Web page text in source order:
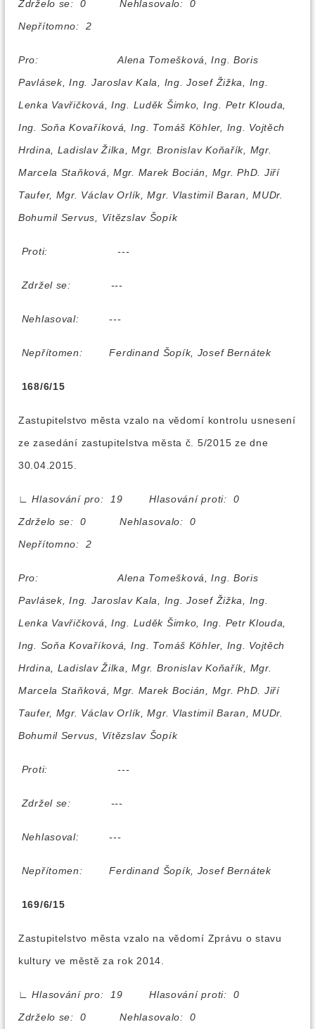
Zdrželo se: 0 Nehlasovalo: 0
Nepřítomno: 2
Pro:
Alena Tomešková, Ing. Boris
Pavlásek, Ing. Jaroslav Kala, Ing. Josef Žižka, Ing.
Lenka Vavřičková, Ing. Luděk Šimko, Ing. Petr Klouda,
Ing. Soňa Kovaříková, Ing. Tomáš Köhler, Ing. Vojtěch
Hrdina, Ladislav Žilka, Mgr. Bronislav Koňařík, Mgr.
Marcela Staňková, Mgr. Marek Bocián, Mgr. PhD. Jiří
Taufer, Mgr. Václav Orlík, Mgr. Vlastimil Baran, MUDr.
Bohumil Servus, Vítězslav Šopík
Proti: ---
Zdržel se: ---
Nehlasoval: ---
Nepřítomen: Ferdinand Šopík, Josef Bernátek
168/6/15
Zastupitelstvo města vzalo na vědomí kontrolu usnesení
ze zasedání zastupitelstva města č. 5/2015 ze dne
30.04.2015.
∟
Hlasování pro: 19 Hlasování proti: 0
Zdrželo se: 0 Nehlasovalo: 0
Nepřítomno: 2
Pro:
Alena Tomešková, Ing. Boris
Pavlásek, Ing. Jaroslav Kala, Ing. Josef Žižka, Ing.
Lenka Vavřičková, Ing. Luděk Šimko, Ing. Petr Klouda,
Ing. Soňa Kovaříková, Ing. Tomáš Köhler, Ing. Vojtěch
Hrdina, Ladislav Žilka, Mgr. Bronislav Koňařík, Mgr.
Marcela Staňková, Mgr. Marek Bocián, Mgr. PhD. Jiří
Taufer, Mgr. Václav Orlík, Mgr. Vlastimil Baran, MUDr.
Bohumil Servus, Vítězslav Šopík
Proti: ---
Zdržel se: ---
Nehlasoval: ---
Nepřítomen: Ferdinand Šopík, Josef Bernátek
169/6/15
Zastupitelstvo města vzalo na vědomí Zprávu o stavu
kultury ve městě za rok 2014.
∟
Hlasování pro: 19 Hlasování proti: 0
Zdrželo se: 0 Nehlasovalo: 0